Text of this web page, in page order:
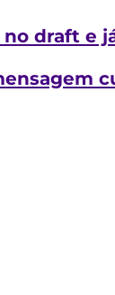
draft e